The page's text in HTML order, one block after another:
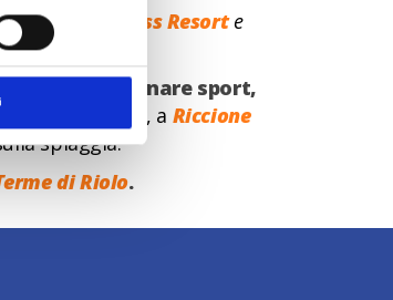
Wellness Resorte
golf può combinare sport,
d’acqua salata, a Riccione
spiaggia.
di Riolo.